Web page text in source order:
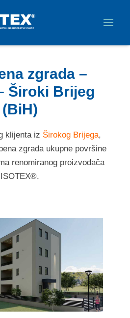
zgrada –
Široki Brijeg
(BiH)
klijenta iz Širokog Brijega,
zgrada ukupne površine
renomiranog proizvođača
ISOTEX®.